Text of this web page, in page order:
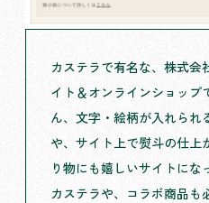
カステラで有名な、株式会
イト＆オンラインショップ
ん、文字・絵柄が入れられ
や、サイト上で熨斗の仕上
り物にも嬉しいサイトに
カステラや、コラボ商品も